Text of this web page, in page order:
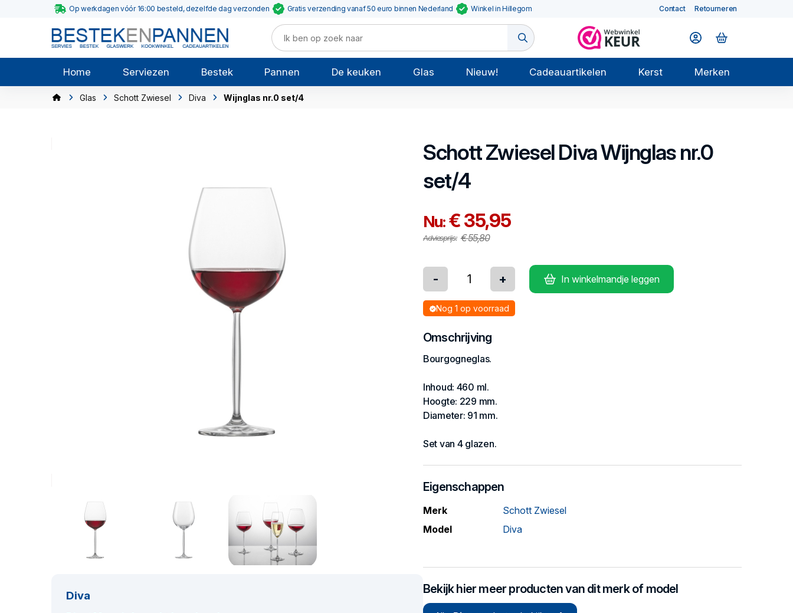
Op werkdagen vóór 16:00 besteld, dezelfde dag verzonden Gratis verzending vanaf 50 euro binnen Nederland Winkel in Hillegom Contact Retourneren
Home Serviezen Bestek Pannen De keuken Glas Nieuw! Cadeauartikelen Kerst Merken
Glas Schott Zwiesel Diva Wijnglas nr.0 set/4
Diva
Schott ZwieselDivaWijnglas nr.0
set/4
Nu:€ 35,95
Adviesprijs: € 55,80
- + In winkelmandje leggen
Nog 1 op voorraad
Omschrijving
Bourgogneglas.
Inhoud: 460 ml.
Hoogte: 229 mm.
Diameter: 91 mm.
Set van 4 glazen.
Eigenschappen
Merk
Schott Zwiesel
Model
Diva
Bekijk hier meer producten van dit merk of model